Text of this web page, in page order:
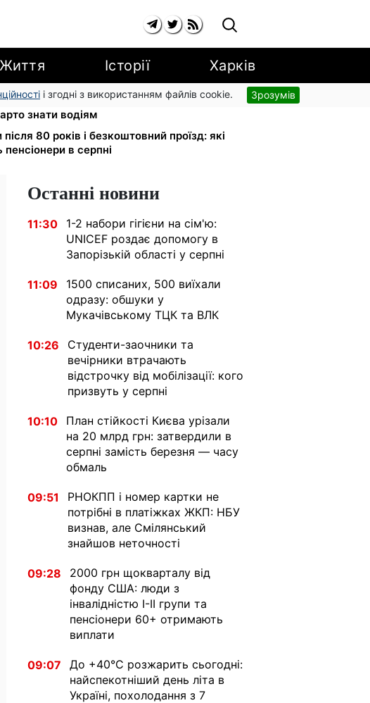
Життя Історії Харків
і згодні з використанням файлів cookie. Зрозумів
Аравії обміняли на українські:
знати водіям
80 років і безкоштовний проїзд: які
в серпні
Останні новини
11:30
1-2 набори гігієни на сім'ю:
UNICEF роздає допомогу в
Запорізькій області у серпні
11:09
1500 списаних, 500 виїхали
одразу: обшуки у
Мукачівському ТЦК та ВЛК
10:26
Студенти-заочники та
вечірники втрачають
відстрочку від мобілізації: кого
призвуть у серпні
10:10
План стійкості Києва урізали
на 20 млрд грн: затвердили в
серпні замість березня — часу
обмаль
09:51
РНОКПП і номер картки не
потрібні в платіжках ЖКП: НБУ
визнав, але Смілянський
знайшов неточності
09:28
2000 грн щокварталу від
фонду США: люди з
інвалідністю I-II групи та
пенсіонери 60+ отримають
виплати
09:07
До +40°С розжарить сьогодні:
найспекотніший день літа в
Україні, похолодання з 7